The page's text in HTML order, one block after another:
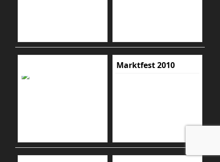
Marktfest 2010